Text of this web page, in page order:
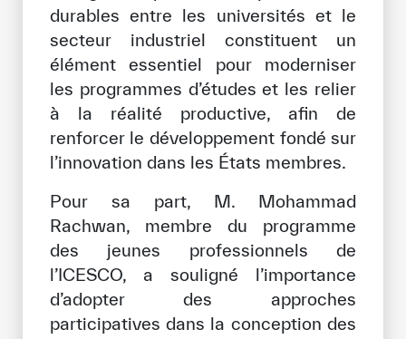
durables entre les universités et le
secteur industriel constituent un
élément essentiel pour moderniser
les programmes d’études et les relier
à la réalité productive, afin de
renforcer le développement fondé sur
l’innovation dans les États membres.
Pour sa part, M. Mohammad
Rachwan, membre du programme
des jeunes professionnels de
l’ICESCO, a souligné l’importance
d’adopter des approches
participatives dans la conception des